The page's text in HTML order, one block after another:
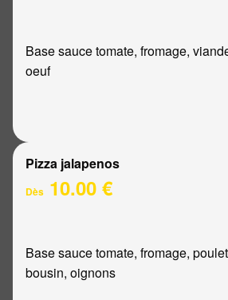
Base sauce tomate, fromage,
oeuf
Pizza jalapenos
Dès 10.00 €
Base sauce tomate, fromage,
bousin, oignons